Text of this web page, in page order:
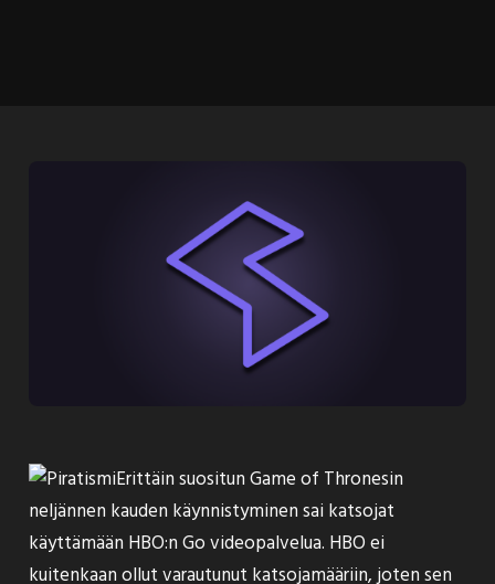
Erittäin suositun Game of Thronesin
neljännen kauden käynnistyminen sai katsojat
käyttämään HBO:n Go videopalvelua. HBO ei
kuitenkaan ollut varautunut katsojamääriin, joten sen